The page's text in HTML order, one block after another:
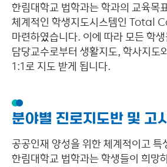
한림대학교 법학과는 학과의 교육목
체계적인 학생지도시스템인 Total
마련하였습니다. 이에 따라 모든 학
담당교수로부터 생활지도, 학사지도
1:1로 지도 받게 됩니다.
분야별 진로지도반 및 고
공공인재 양성을 위한 체계적이고 특
한림대학교 법학과는 학생들이 희망